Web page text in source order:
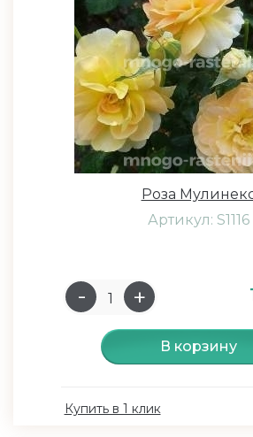
Роза
Артикул: S1116
В корзину
Купить в 1 клик